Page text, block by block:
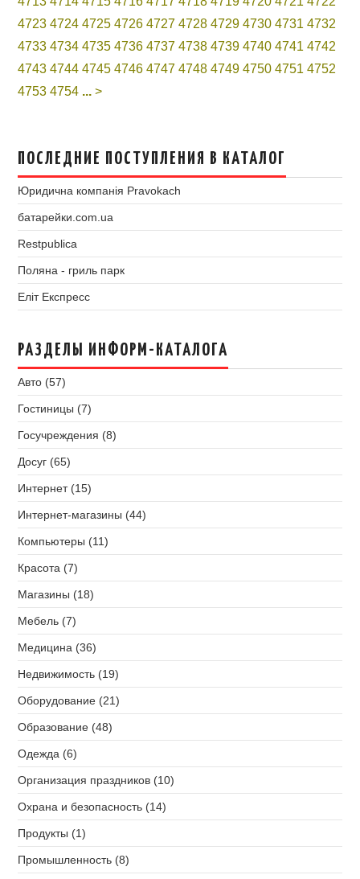
4723 4724 4725 4726 4727 4728 4729 4730 4731 4732
4733 4734 4735 4736 4737 4738 4739 4740 4741 4742
4743 4744 4745 4746 4747 4748 4749 4750 4751 4752
4753 4754 ... >
ПОСЛЕДНИЕ ПОСТУПЛЕНИЯ В КАТАЛОГ
Юридична компанія Pravokach
батарейки.com.ua
Restpublica
Поляна - гриль парк
Еліт Експресс
РАЗДЕЛЫ ИНФОРМ-КАТАЛОГА
Авто (57)
Гостиницы (7)
Госучреждения (8)
Досуг (65)
Интернет (15)
Интернет-магазины (44)
Компьютеры (11)
Красота (7)
Магазины (18)
Мебель (7)
Медицина (36)
Недвижимость (19)
Оборудование (21)
Образование (48)
Одежда (6)
Организация праздников (10)
Охрана и безопасность (14)
Продукты (1)
Промышленность (8)